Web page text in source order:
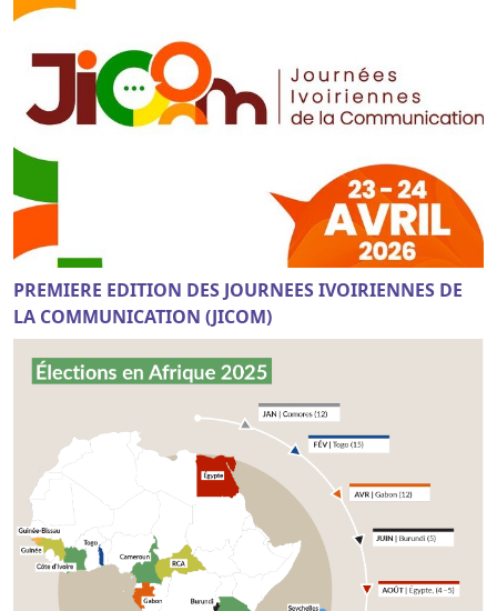
PREMIERE EDITION DES JOURNEES IVOIRIENNES DE
LA COMMUNICATION (JICOM)